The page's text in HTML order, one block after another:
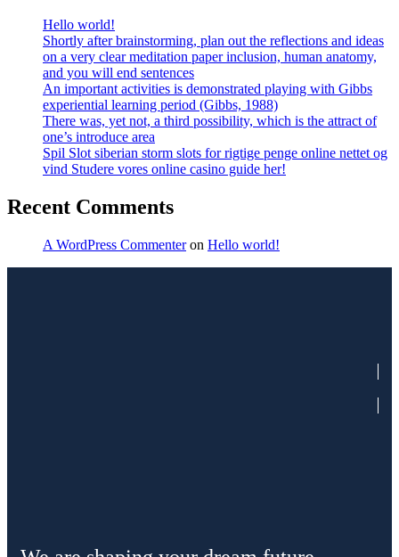
Hello world!
Shortly after brainstorming, plan out the reflections and ideas
on a very clear meditation paper inclusion, human anatomy,
and you will end sentences
An important activities is demonstrated playing with Gibbs
experiential learning period (Gibbs, 1988)
There was, yet not, a third possibility, which is the attract of
one’s introduce area
Spil Slot siberian storm slots for rigtige penge online nettet og
vind Studere vores online casino guide her!
Recent Comments
A WordPress Commenteron Hello world!